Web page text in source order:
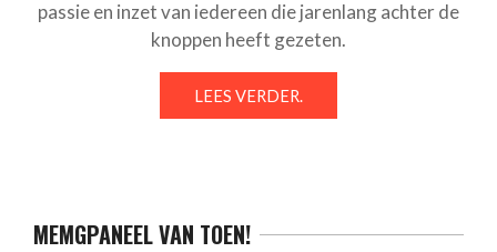
passie en inzet van iedereen die jarenlang achter de
knoppen heeft gezeten.
LEES VERDER.
MEMGPANEEL VAN TOEN!